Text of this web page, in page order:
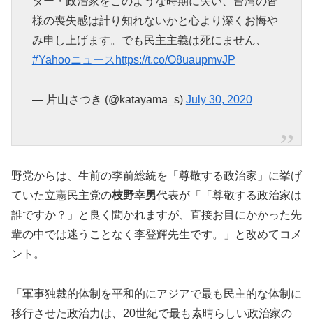
様の喪失感は計り知れないかと心より深くお悔や
み申し上げます。でも民主主義は死にません、
#Yahooニュース https://t.co/O8uaupmvJP
— 片山さつき (@katayama_s) July 30, 2020
野党からは、生前の李前総統を「尊敬する政治家」に挙げ
ていた立憲民主党の枝野幸男代表が「「尊敬する政治家は
誰ですか？」と良く聞かれますが、直接お目にかかった先
輩の中では迷うことなく李登輝先生です。」と改めてコメ
ント。
「軍事独裁的体制を平和的にアジアで最も民主的な体制に
移行させた政治力は、20世紀で最も素晴らしい政治家の